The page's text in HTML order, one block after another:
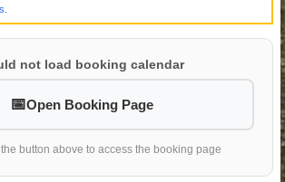
not load booking calendar
Open Booking Page
button above to access the booking page